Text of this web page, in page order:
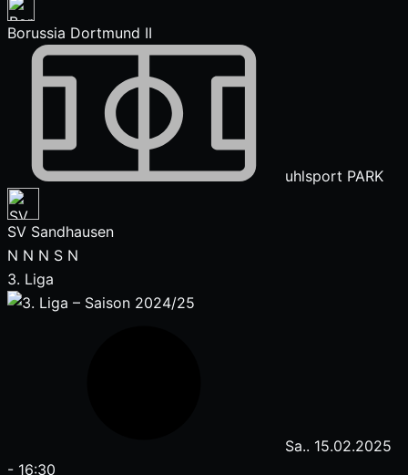
Borussia Dortmund II
uhlsport PARK
SV Sandhausen
N N N S N
3. Liga
Sa.. 15.02.2025
- 16:30